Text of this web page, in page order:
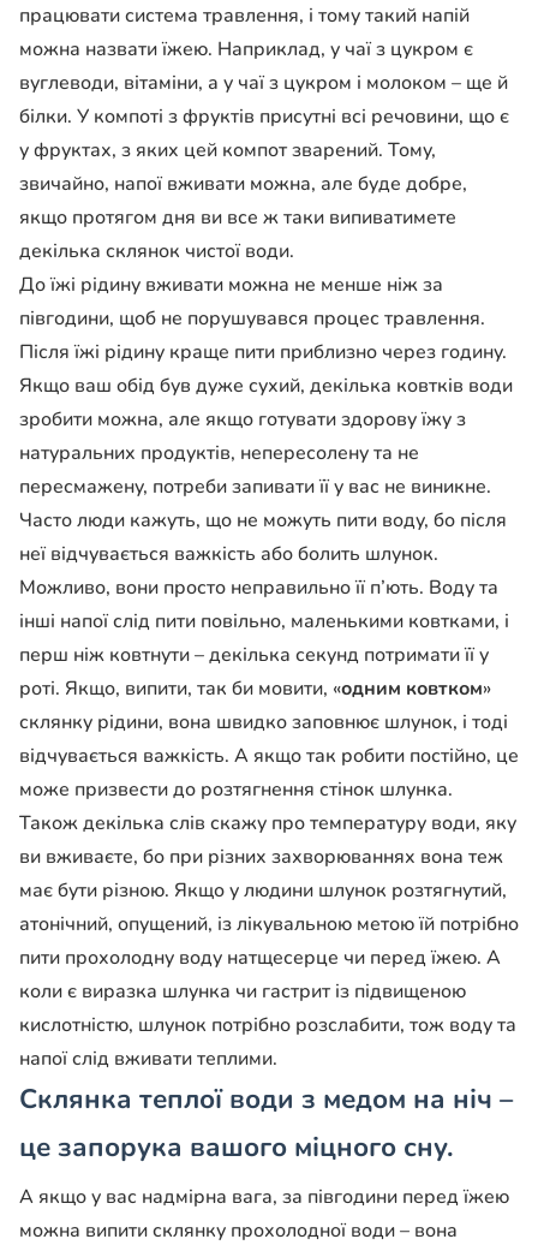
працювати система травлення, і тому такий напій
можна назвати їжею. Наприклад, у чаї з цукром є
вуглеводи, вітаміни, а у чаї з цукром і молоком – ще й
білки. У компоті з фруктів присутні всі речовини, що є
у фруктах, з яких цей компот зварений. Тому,
звичайно, напої вживати можна, але буде добре,
якщо протягом дня ви все ж таки випиватимете
декілька склянок чистої води.
До їжі рідину вживати можна не менше ніж за
півгодини, щоб не порушувався процес травлення.
Після їжі рідину краще пити приблизно через годину.
Якщо ваш обід був дуже сухий, декілька ковтків води
зробити можна, але якщо готувати здорову їжу з
натуральних продуктів, непересолену та не
пересмажену, потреби запивати її у вас не виникне.
Часто люди кажуть, що не можуть пити воду, бо після
неї відчувається важкість або болить шлунок.
Можливо, вони просто неправильно її п’ють. Воду та
інші напої слід пити повільно, маленькими ковтками, і
перш ніж ковтнути – декілька секунд потримати її у
роті. Якщо, випити, так би мовити, «одним ковтком»
склянку рідини, вона швидко заповнює шлунок, і тоді
відчувається важкість. А якщо так робити постійно, це
може призвести до розтягнення стінок шлунка.
Також декілька слів скажу про температуру води, яку
ви вживаєте, бо при різних захворюваннях вона теж
має бути різною. Якщо у людини шлунок розтягнутий,
атонічний, опущений, із лікувальною метою їй потрібно
пити прохолодну воду натщесерце чи перед їжею. А
коли є виразка шлунка чи гастрит із підвищеною
кислотністю, шлунок потрібно розслабити, тож воду та
напої слід вживати теплими.
Склянка теплої води з медом на ніч –
це запорука вашого міцного сну.
А якщо у вас надмірна вага, за півгодини перед їжею
можна випити склянку прохолодної води – вона